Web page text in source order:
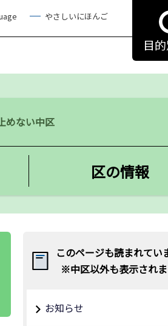
やさしいにほんご
目
めない中区
区の情報
このページも読まれてい
※中区以外も表示され
お知らせ